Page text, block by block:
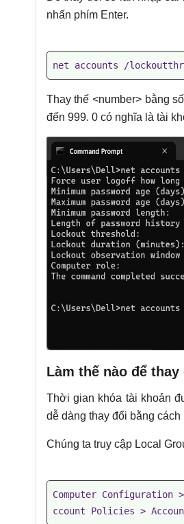
nhấn phím Enter.
net accounts /
Thay thế <number> bằng
đến 999. 0 có nghĩa là tài
Làm thế nào để
Thời gian khóa tài khoản
dễ dàng thay đổi bằng
Chúng ta truy cập Local
Computer Configuration
ccount Policies >